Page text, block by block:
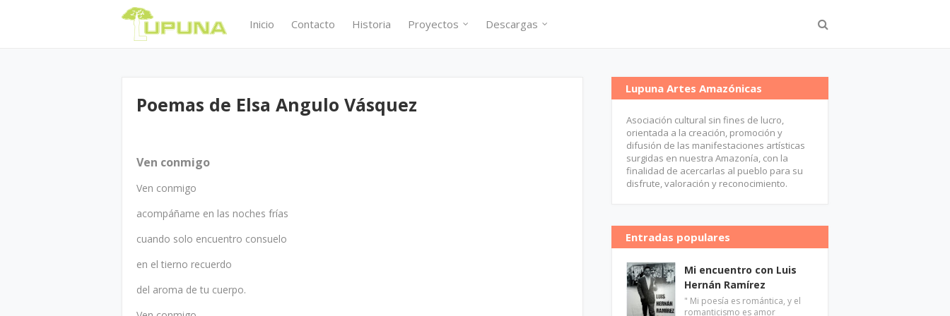
Inicio Contacto Historia Proyectos Descargas
Poemas de Elsa Angulo Vásquez
Ven conmigo
Ven conmigo
acompáñame en las noches frías
cuando solo encuentro consuelo
en el tierno recuerdo
del aroma de tu cuerpo.
Lupuna Artes Amazónicas
Asociación cultural sin fines de lucro,
orientada a la creación, promoción y
difusión de las manifestaciones artísticas
surgidas en nuestra Amazonía, con la
finalidad de acercarlas al pueblo para su
disfrute, valoración y reconocimiento.
Entradas populares
Mi encuentro con Luis
Hernán Ramírez
" Mi poesía es romántica, y el
romanticismo es amor